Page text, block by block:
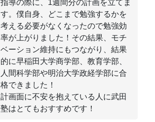
指導の際に、1週間分の計画を立てま
す。僕自身、どこまで勉強するかを
考える必要がなくなったので勉強効
率が上がりました！その結果、モチ
ベーション維持にもつながり、結果
的に早稲田大学商学部、教育学部、
人間科学部や明治大学政経学部に合
格できました！
計画面に不安を抱えている人に武田
塾はとてもおすすめです！